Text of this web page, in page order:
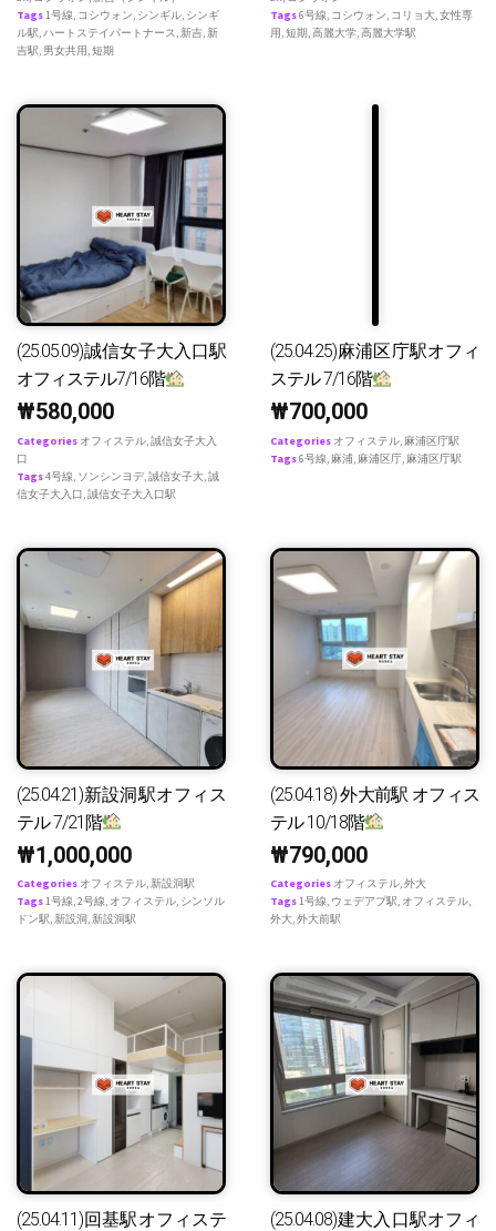
Tags1号線, コシウォン, シンギル, シンギ
ル駅,ハートステイパートナース,新吉,新
吉駅, 男女共用,短期
Tags6号線, コシウォン, コリョ大,女性専
用,短期,高麗大学,高麗大学駅
(25.05.09)誠信女子大入口駅
オフィステル7/16階
₩580,000
Categories オフィステル 誠信女子大入
口
Tags4号線 ソンシンヨデ 誠信女子大 誠
信女子大入口 誠信女子大入口駅
(25.04.25)麻浦区庁駅オフィ
ステル 7/16階
₩700,000
Categories オフィステル 麻浦区庁駅
Tags6号線 麻浦 麻浦区庁 麻浦区庁駅
(25.04.21)新設洞駅オフィス
テル 7/21階
₩1,000,000
Categories オフィステル,新設洞駅
Tags1号線,2号線, オフィステル, シンソル
ドン駅,新設洞,新設洞駅
(25.04.18) 外大前駅 オフィス
テル 10/18階
₩790,000
Categories オフィステル,外大
Tags1号線, ウェデアプ駅, オフィステル,
外大,外大前駅
(25.04.11)回基駅オフィステ
(25.04.08)建大入口駅オフィ